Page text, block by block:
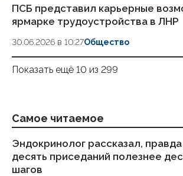
ПСБ представил карьерные
ярмарке трудоустройства в ЛНР
30.06.2026 в 10:27Общество
Показать ещё 10 из 299
Самое читаемое
Эндокринолог рассказал, правда
десять приседаний полезнее
шагов